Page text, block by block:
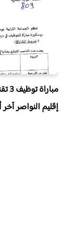
إقليم النواصر آخر أجل 20